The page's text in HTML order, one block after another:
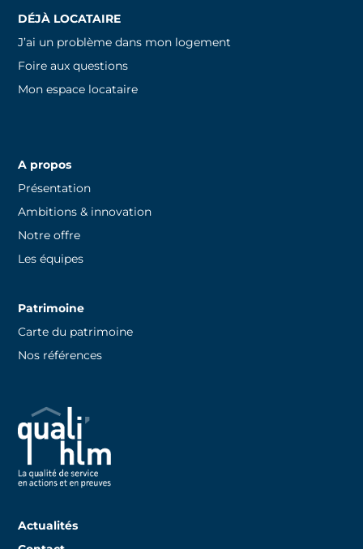
DÉJÀ LOCATAIRE
J’ai un problème dans mon logement
Foire aux questions
Mon espace locataire
A propos
Présentation
Ambitions & innovation
Notre offre
Les équipes
Patrimoine
Carte du patrimoine
Nos références
Actualités